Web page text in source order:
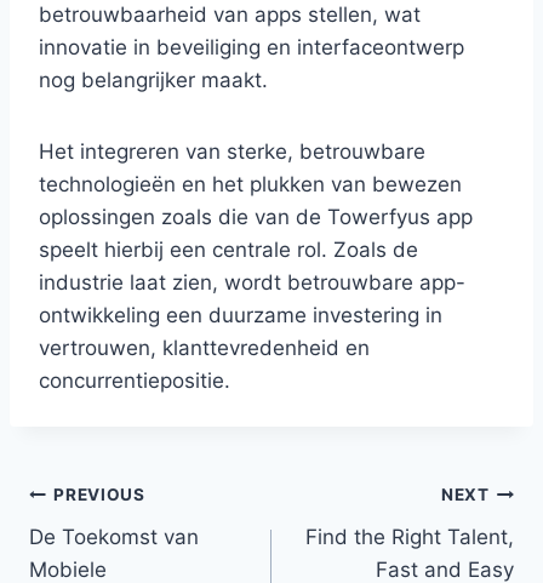
betrouwbaarheid van apps stellen, wat
innovatie in beveiliging en interfaceontwerp
nog belangrijker maakt.
Het integreren van sterke, betrouwbare
technologieën en het plukken van bewezen
oplossingen zoals die van de Towerfyus app
speelt hierbij een centrale rol. Zoals de
industrie laat zien, wordt betrouwbare app-
ontwikkeling een duurzame investering in
vertrouwen, klanttevredenheid en
concurrentiepositie.
Post
navigation
PREVIOUS
De Toekomst van
Mobiele
NEXT
Find the Right Talent,
Fast and Easy